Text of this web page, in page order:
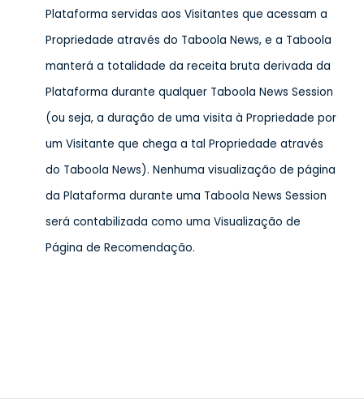
Plataforma servidas aos Visitantes que acessam a
Propriedade através do Taboola News, e a Taboola
manterá a totalidade da receita bruta derivada da
Plataforma durante qualquer Taboola News Session
(ou seja, a duração de uma visita à Propriedade por
um Visitante que chega a tal Propriedade através
do Taboola News). Nenhuma visualização de página
da Plataforma durante uma Taboola News Session
será contabilizada como uma Visualização de
Página de Recomendação.